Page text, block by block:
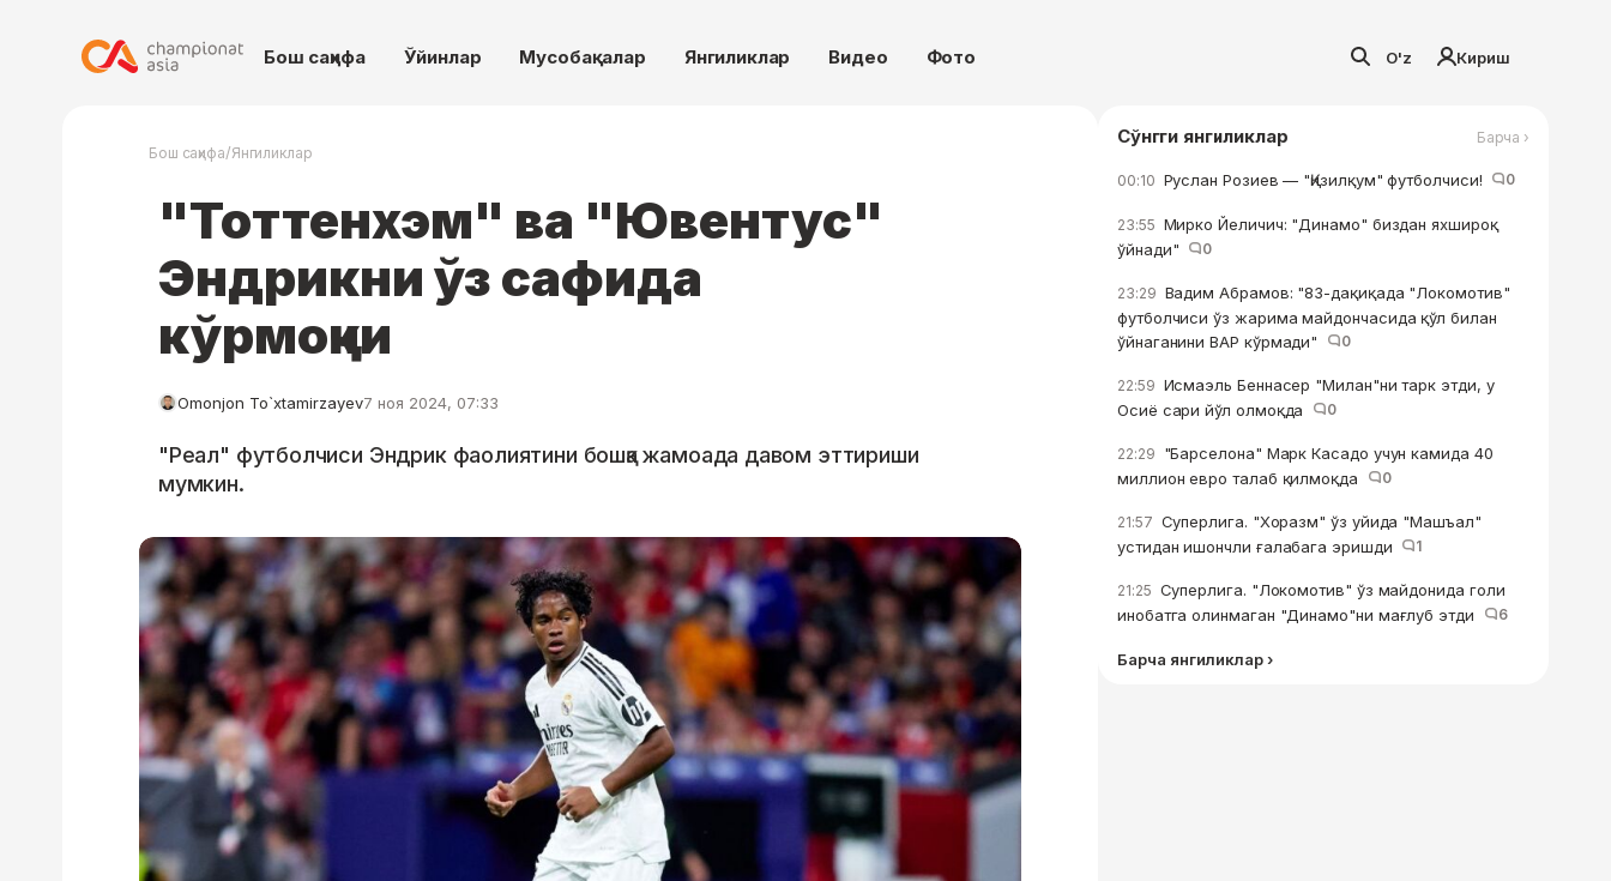
Бош саҳифа Ўйинлар Мусобақалар Янгиликлар Видео Фото O'z Кириш
Бош саҳифа/Янгиликлар
"Тоттенхэм" ва "Ювентус"
Эндрикни ўз сафида
кўрмоқчи
Omonjon To`xtamirzayev7 ноя 2024, 07:33
"Реал" футболчиси Эндрик фаолиятини бошқа жамоада давом эттириши
мумкин.
Сўнгги янгиликлар Барча ›
00:10 Руслан Розиев — "Қизилқум" футболчиси! 0
23:55 Мирко Йеличич: "Динамо" биздан яхшироқ
ўйнади"
0
23:29 Вадим Абрамов: "83-дақиқада "Локомотив"
футболчиси ўз жарима майдончасида қўл билан
ўйнаганини ВАР кўрмади"
0
22:59 Исмаэль Беннасер "Милан"ни тарк этди, у
Осиё сари йўл олмоқда
0
22:29 "Барселона" Марк Касадо учун камида 40
миллион евро талаб қилмоқда
0
21:57 Суперлига. "Хоразм" ўз уйида "Машъал"
устидан ишончли ғалабага эришди
1
21:25 Суперлига. "Локомотив" ўз майдонида голи
инобатга олинмаган "Динамо"ни мағлуб этди
6
Барча янгиликлар ›